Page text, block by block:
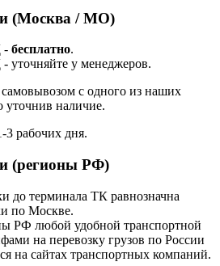
(Москва / МО)
- бесплатно.
у менеджеров.
с одного из наших
уточнив наличие.
рабочих дня.
(регионы РФ)
до терминала ТК равнозначна
по Москве.
РФ любой удобной транспортной
на перевозку грузов по России
на сайтах транспортных компаний.